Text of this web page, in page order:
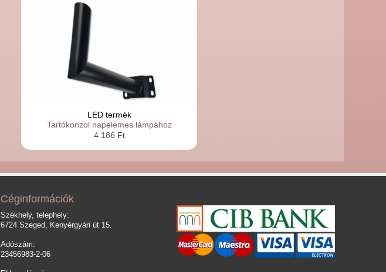
LED termék
Tartókonzol napelemes lámpához
4 186 Ft
Céginformációk
Székhely, telephely:
6724 Szeged, Kenyérgyári út 15.
Adószám:
23456983-2-06